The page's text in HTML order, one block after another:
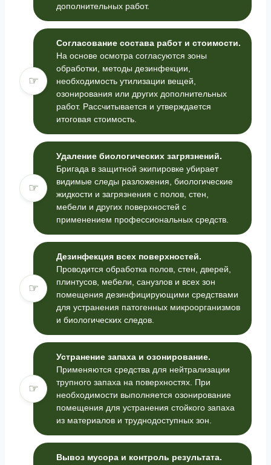
дополнительных работ.
☞
Согласование состава работ и стоимости.
На основе осмотра согласуются зоны
обработки, методы дезинфекции,
необходимость утилизации вещей,
озонирования или других дополнительных
работ. Рассчитывается и утверждается
итоговая стоимость.
☞
Удаление биологических загрязнений.
Бригада в защитной экипировке убирает
видимые следы разложения, биологические
жидкости и загрязнения с полов, стен,
мебели и других поверхностей с
применением профессиональных средств.
☞
Дезинфекция всех поверхностей.
Проводится обработка полов, стен, дверей,
плинтусов, мебели, санузлов и всех зон
помещения дезинфицирующими средствами
для устранения патогенных микроорганизмов
и биологических следов.
☞
Устранение запаха и озонирование.
Применяются средства для нейтрализации
трупного запаха на поверхностях. При
необходимости выполняется озонирование
помещения для устранения стойкого запаха
из материалов и труднодоступных зон.
Вывоз мусора и контроль результата.